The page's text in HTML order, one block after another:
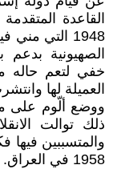
القاعدة
1948 التي
الصهيونية
خفي لتعم حاله
العميلة لها
ووضع ألّوم على
ذلك توالت
1958 في العراق.